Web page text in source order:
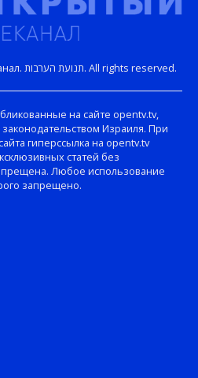
Copyright © Открытый телеканал. תנועת הערבות. All rights reserved.
на сайте opentv.tv,
законодательством Израиля. При
гиперссылка на opentv.tv
статей без
Любое использование
запрещено.